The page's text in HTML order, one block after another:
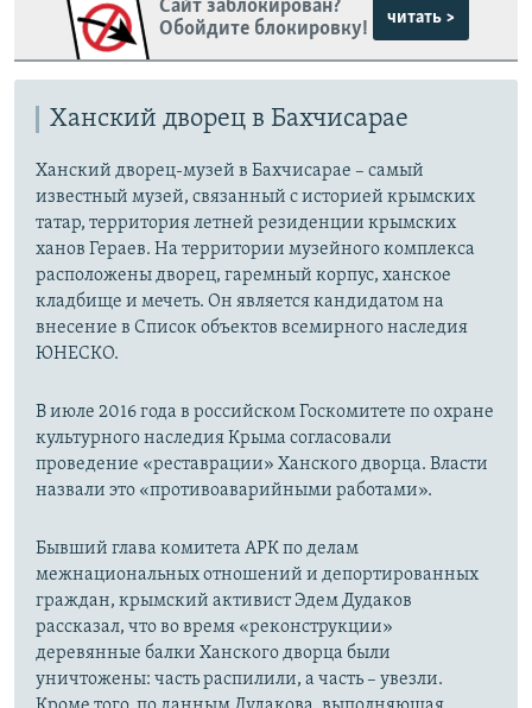
Сайт заблокирован?
Обойдите блокировку!
читать >
Ханский дворец в Бахчисарае
Ханский дворец-музей в Бахчисарае – самый
известный музей, связанный с историей крымских
татар, территория летней резиденции крымских
ханов Гераев. На территории музейного комплекса
расположены дворец, гаремный корпус, ханское
кладбище и мечеть. Он является кандидатом на
внесение в Список объектов всемирного наследия
ЮНЕСКО.
В июле 2016 года в российском Госкомитете по охране
культурного наследия Крыма согласовали
проведение «реставрации» Ханского дворца. Власти
назвали это «противоаварийными работами».
Бывший глава комитета АРК по делам
межнациональных отношений и депортированных
граждан, крымский активист Эдем Дудаков
рассказал, что во время «реконструкции»
деревянные балки Ханского дворца были
уничтожены: часть распилили, а часть – увезли.